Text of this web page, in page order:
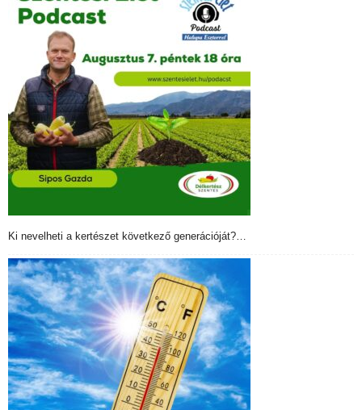
Ki nevelheti a kertészet következő generációját?…